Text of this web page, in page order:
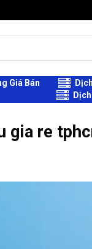
Giá Bán
gia re